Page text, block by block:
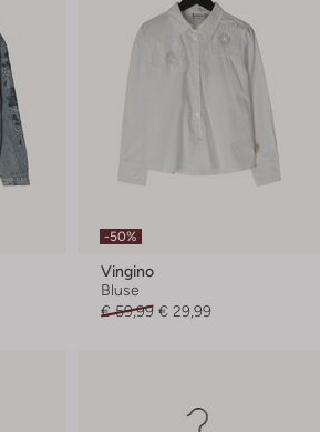
-50%
Vingino
Bluse
€ 59,99 € 29,99